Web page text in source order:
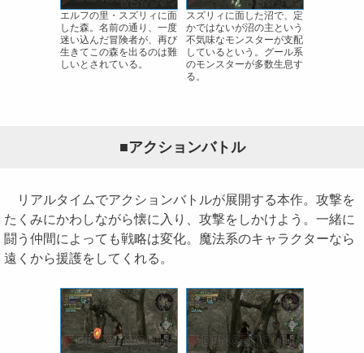
エルフの里・スズリィに面
した森。名前の通り、一度
迷い込んだ冒険者が、再び
生きてこの森を出るのは難
しいとされている。
スズリィに面した沼で、定
かではないが沼の主という
不気味なモンスターが支配
しているという。グール系
のモンスターが多数生息す
る。
■アクションバトル
リアルタイムでアクションバトルが展開する本作。攻撃を
たくみにかわしながら懐に入り、攻撃をしかけよう。一緒に
闘う仲間によっても戦略は変化。魔法系のキャラクターなら
遠くから援護をしてくれる。